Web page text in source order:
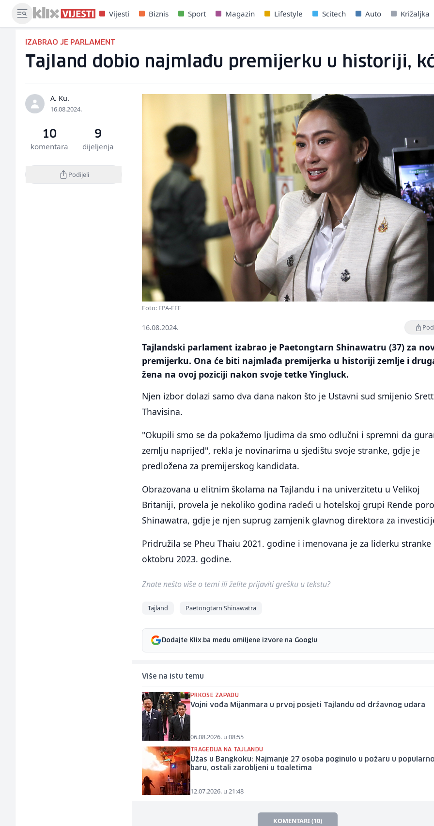
Vijesti Biznis Sport Magazin Lifestyle Scitech Auto Križaljka
IZABRAO JE PARLAMENT
Tajland dobio najmlađu premijerku u historiji,
A. Ku.
16.08.2024.
10
komentara
9
dijeljenja
Podijeli
Foto: EPA-EFE
16.08.2024.
Tajlandski parlament izabrao je Paetongtarn Shinawatru (37) za
premijerku. Ona će biti najmlađa premijerka u historiji zemlje i
žena na ovoj poziciji nakon svoje tetke Yingluck.
Njen izbor dolazi samo dva dana nakon što je Ustavni sud smijenio
Thavisina.
"Okupili smo se da pokažemo ljudima da smo odlučni i spremni da
zemlju naprijed", rekla je novinarima u sjedištu svoje stranke, gdje je
predložena za premijerskog kandidata.
Obrazovana u elitnim školama na Tajlandu i na univerzitetu u Velikoj
Britaniji, provela je nekoliko godina radeći u hotelskoj grupi Rende
Shinawatra, gdje je njen suprug zamjenik glavnog direktora za
Pridružila se Pheu Thaiu 2021. godine i imenovana je za liderku stranke
oktobru 2023. godine.
Znate nešto više o temi ili želite prijaviti grešku u tekstu?
Tajland Paetongtarn Shinawatra
Dodajte Klix.ba među omiljene izvore na Googlu
Više na istu temu
PRKOSE ZAPADU
Vojni vođa Mijanmara u prvoj posjeti Tajlandu od državnog udara
06.08.2026. u 08:55
TRAGEDIJA NA TAJLANDU
Užas u Bangkoku: Najmanje 27 osoba poginulo u požaru u
baru, ostali zarobljeni u toaletima
12.07.2026. u 21:48
KOMENTARI (10)